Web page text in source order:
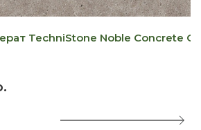
TechniStone Noble Concrete